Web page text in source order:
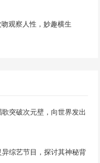
吻观察人性，妙趣横生
突破次元壁，向世界发出
综艺节目，探讨其神秘背